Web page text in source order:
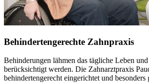
Behindertengerechte Zahnpraxis
Behinderungen lähmen das tägliche Leben und
berücksichtigt werden. Die Zahnarztpraxis
behindertengerecht eingerichtet und besonders